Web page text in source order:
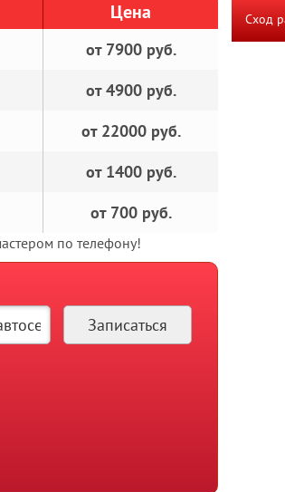
Цена
от 7900 руб.
от 4900 руб.
от 22000 руб.
от 1400 руб.
от 700 руб.
по телефону!
Сход